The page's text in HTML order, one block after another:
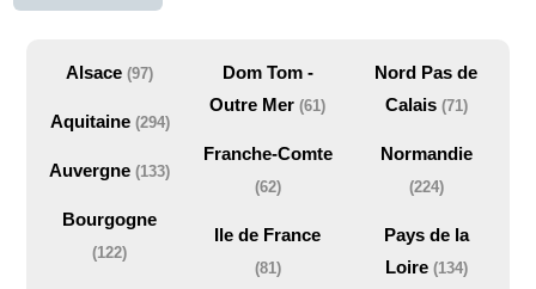
Alsace(97)
Aquitaine (294)
Auvergne(133)
Bourgogne
(122)
Dom Tom -
Outre Mer(61)
Franche-Comte
(62)
Ile de France
(81)
Nord Pas de
Calais (71)
Normandie
(224)
Pays de la
Loire (134)